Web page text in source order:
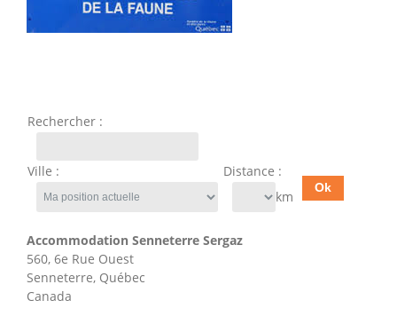
Rechercher :
Ville :
Distance :
km
Accommodation Senneterre Sergaz
560, 6e Rue Ouest
Senneterre, Québec
Canada